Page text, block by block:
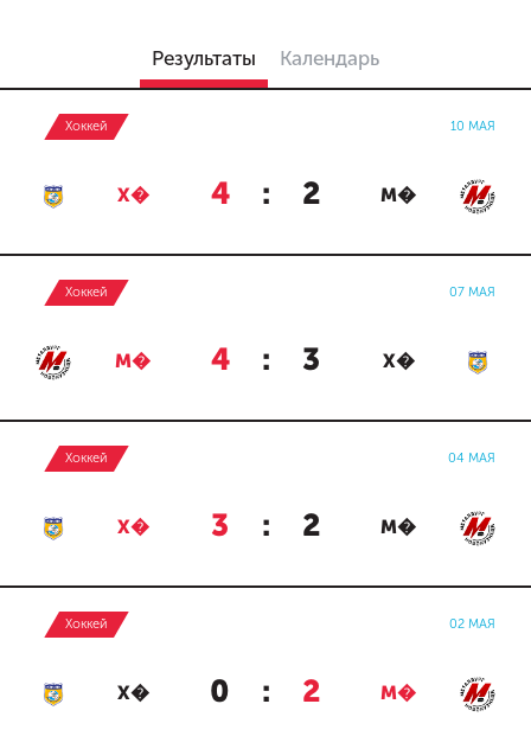
Результаты Календарь
Хоккей 10 МАЯ
Х� 4 : 2 М�
Хоккей 07 МАЯ
М� 4 : 3 Х�
Хоккей 04 МАЯ
Х� 3 : 2 М�
Хоккей 02 МАЯ
Х� 0 : 2 М�